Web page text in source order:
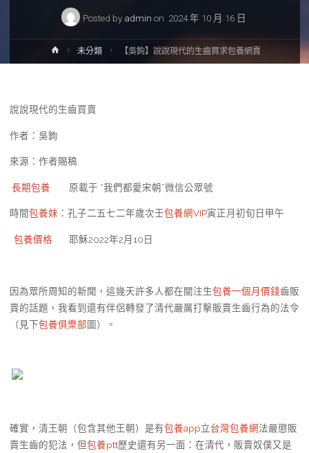
Posted by admin on 2024 年 10 月 16 日
Home未分類 【吳鉤】說說現代的生齒買求包養網賣
說說現代的生齒買賣
作者：吳鉤
來源：作者賜稿
長期包養 原載于 “我們都愛宋朝”微信公眾號
時間包養妹 ：孔子二五七二年歲次壬包養網VIP寅正月初旬日甲午
包養價格 耶穌2022年2月10日
因為眾所周知的新聞，這幾天許多人都在關注生包養一個月價錢齒販
賣的話題，我看到還有伴侶轉發了清代嚴厲打擊販賣生齒行為的法令
（見下包養俱樂部圖）。
確實，清王朝（包含其他王朝）是有包養app立台灣包養網法嚴懲販
賣生齒的犯法，但包養ptt歷史還有另一面：在清代，販賣奴僕又是